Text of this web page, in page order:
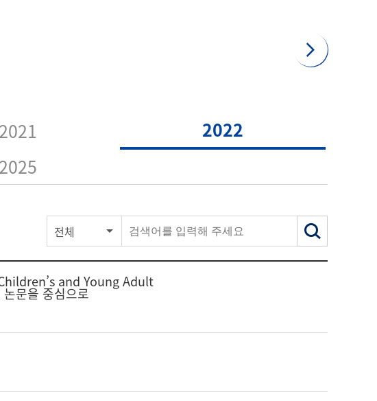
2021
2022
2025
전체
and Young Adult
문을 중심으로